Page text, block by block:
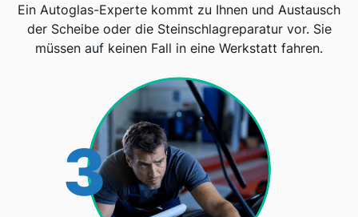
Ein Autoglas-Experte kommt zu Ihnen und Austausch
der Scheibe oder die Steinschlagreparatur vor. Sie
müssen auf keinen Fall in eine Werkstatt fahren.
3